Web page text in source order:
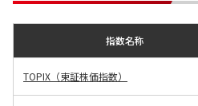
指数名称
TOPIX（東証株価指数）